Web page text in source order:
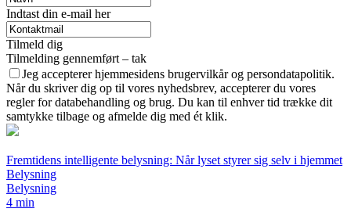
Indtast din e-mail her
Tilmeld dig
Tilmelding gennemført – tak
Jeg accepterer hjemmesidens brugervilkår og persondatapolitik.
Når du skriver dig op til vores nyhedsbrev, accepterer du vores
regler for databehandling og brug. Du kan til enhver tid trække dit
samtykke tilbage og afmelde dig med ét klik.
Fremtidens intelligente belysning: Når lyset styrer sig selv i hjemmet
Belysning
Belysning
4 min